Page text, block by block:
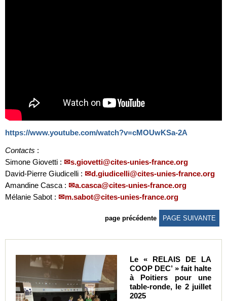
https://www.youtube.com/watch?v=cMOUwKSa-2A
Contacts :
Simone Giovetti :
s.giovetti@cites-unies-france.org
David-Pierre Giudicelli :
d.giudicelli@cites-unies-france.org
Amandine Casca :
a.casca@cites-unies-france.org
Mélanie Sabot :
m.sabot@cites-unies-france.org
page précédente PAGE SUIVANTE
Le « RELAIS DE LA
COOP DEC’ » fait halte
à Poitiers pour une
table-ronde, le 2 juillet
2025